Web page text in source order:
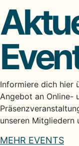
Informiere dich hier
Angebot an Online-
unseren Mitgliedern
MEHR EVENTS